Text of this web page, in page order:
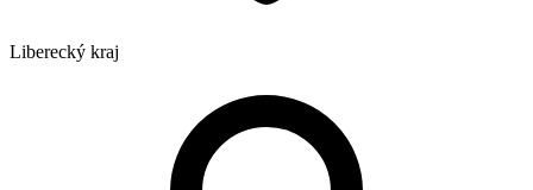
Liberecký kraj